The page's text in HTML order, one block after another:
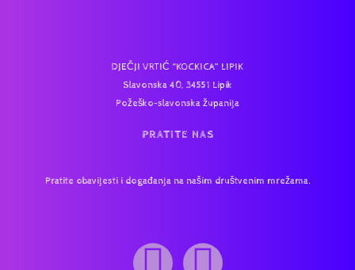
DJEČJI VRTIĆ “KOCKICA” LIPIK
Slavonska 40, 34551 Lipik
Požeško-slavonska županija
PRATITE NAS
Pratite obavijesti i događanja na našim društvenim mrežama.